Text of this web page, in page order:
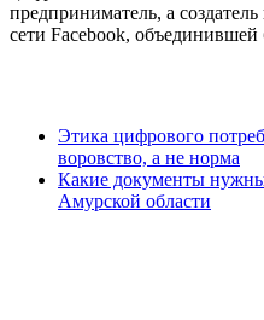
предприниматель, а
сети Facebook,
Этика цифрового
воровство, а не норма
Какие документы
Амурской области